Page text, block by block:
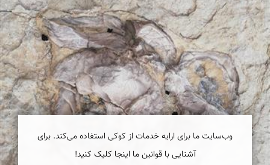
وب‌سایت ما برای ارایه خدمات از کوکی استفاده می‌کند. برای
آشنایی با قوانین ما اینجا کلیک کنید!